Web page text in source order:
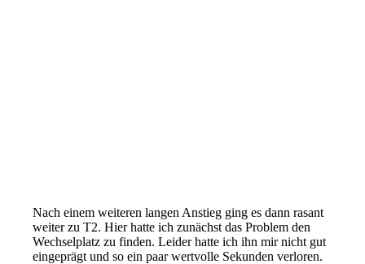
Nach einem weiteren langen Anstieg ging es dann rasant
weiter zu T2. Hier hatte ich zunächst das Problem den
Wechselplatz zu finden. Leider hatte ich ihn mir nicht gut
eingeprägt und so ein paar wertvolle Sekunden verloren.